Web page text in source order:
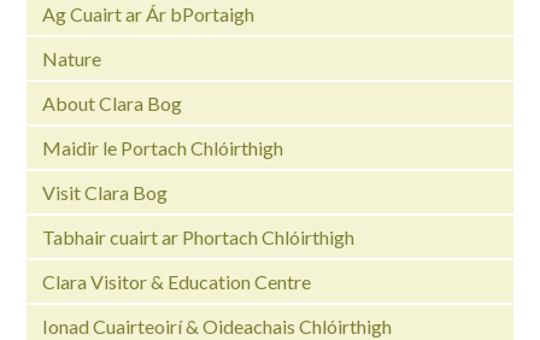
Ag Cuairt ar Ár bPortaigh
Nature
About Clara Bog
Maidir le Portach Chlóirthigh
Visit Clara Bog
Tabhair cuairt ar Phortach Chlóirthigh
Clara Visitor & Education Centre
Ionad Cuairteoirí & Oideachais Chlóirthigh